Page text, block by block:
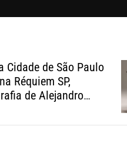
Cidade de São Paulo
Réquiem SP,
de Alejandro
sucesso em 2025